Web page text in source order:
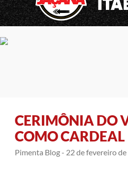
CERIMÔNIA DO
COMO CARDEAL
Pimenta Blog - 22 de fevereiro